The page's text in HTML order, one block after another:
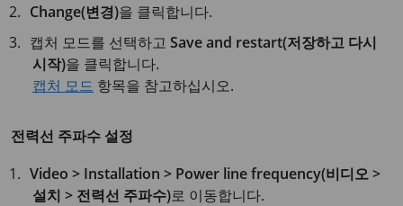
Change(변경)을 클릭합니다.
캡처 모드를 선택하고Save and restart(저장하고 다시
시작)을 클릭합니다.
캡처 모드 항목을 참고하십시오.
전력선 주파수 설정
Video > Installation > Power line frequency(비디오 >
설치 > 전력선 주파수)로 이동합니다.